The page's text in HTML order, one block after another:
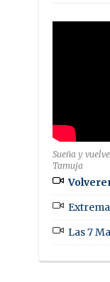
Sueña y
Tamuja
Las 7